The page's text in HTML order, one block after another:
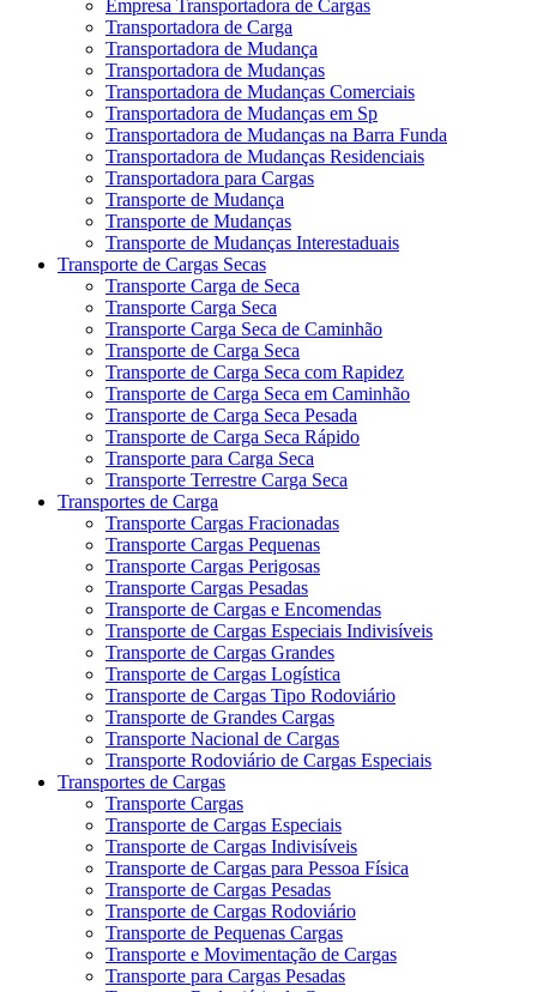
Empresa Transportadora de Cargas
Transportadora de Carga
Transportadora de Mudança
Transportadora de Mudanças
Transportadora de Mudanças Comerciais
Transportadora de Mudanças em Sp
Transportadora de Mudanças na Barra Funda
Transportadora de Mudanças Residenciais
Transportadora para Cargas
Transporte de Mudança
Transporte de Mudanças
Transporte de Mudanças Interestaduais
Transporte de Cargas Secas
Transporte Carga de Seca
Transporte Carga Seca
Transporte Carga Seca de Caminhão
Transporte de Carga Seca
Transporte de Carga Seca com Rapidez
Transporte de Carga Seca em Caminhão
Transporte de Carga Seca Pesada
Transporte de Carga Seca Rápido
Transporte para Carga Seca
Transporte Terrestre Carga Seca
Transportes de Carga
Transporte Cargas Fracionadas
Transporte Cargas Pequenas
Transporte Cargas Perigosas
Transporte Cargas Pesadas
Transporte de Cargas e Encomendas
Transporte de Cargas Especiais Indivisíveis
Transporte de Cargas Grandes
Transporte de Cargas Logística
Transporte de Cargas Tipo Rodoviário
Transporte de Grandes Cargas
Transporte Nacional de Cargas
Transporte Rodoviário de Cargas Especiais
Transportes de Cargas
Transporte Cargas
Transporte de Cargas Especiais
Transporte de Cargas Indivisíveis
Transporte de Cargas para Pessoa Física
Transporte de Cargas Pesadas
Transporte de Cargas Rodoviário
Transporte de Pequenas Cargas
Transporte e Movimentação de Cargas
Transporte para Cargas Pesadas